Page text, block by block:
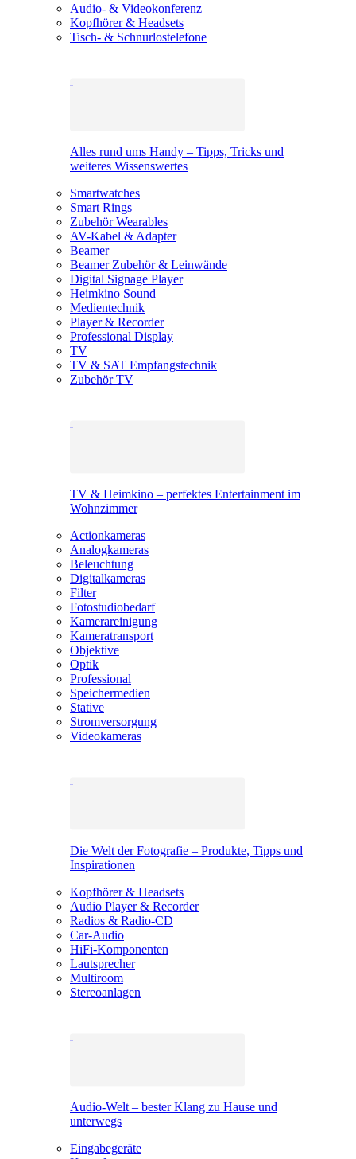
Audio- & Videokonferenz
Kopfhörer & Headsets
Tisch- & Schnurlostelefone
Alles rund ums Handy – Tipps, Tricks und
weiteres Wissenswertes
Smartwatches
Smart Rings
Zubehör Wearables
AV-Kabel & Adapter
Beamer
Beamer Zubehör & Leinwände
Digital Signage Player
Heimkino Sound
Medientechnik
Player & Recorder
Professional Display
TV
TV & SAT Empfangstechnik
Zubehör TV
TV & Heimkino – perfektes Entertainment im
Wohnzimmer
Actionkameras
Analogkameras
Beleuchtung
Digitalkameras
Filter
Fotostudiobedarf
Kamerareinigung
Kameratransport
Objektive
Optik
Professional
Speichermedien
Stative
Stromversorgung
Videokameras
Die Welt der Fotografie – Produkte, Tipps und
Inspirationen
Kopfhörer & Headsets
Audio Player & Recorder
Radios & Radio-CD
Car-Audio
HiFi-Komponenten
Lautsprecher
Multiroom
Stereoanlagen
Audio-Welt – bester Klang zu Hause und
unterwegs
Eingabegeräte